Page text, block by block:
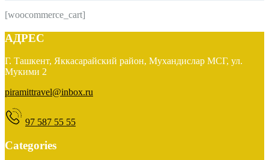
[woocommerce_cart]
АДРЕС
Г. Ташкент, Яккасарайский район, Мухандислар МСГ, ул.
Мукими 2
piramittravel@inbox.ru
97 587 55 55
Categories